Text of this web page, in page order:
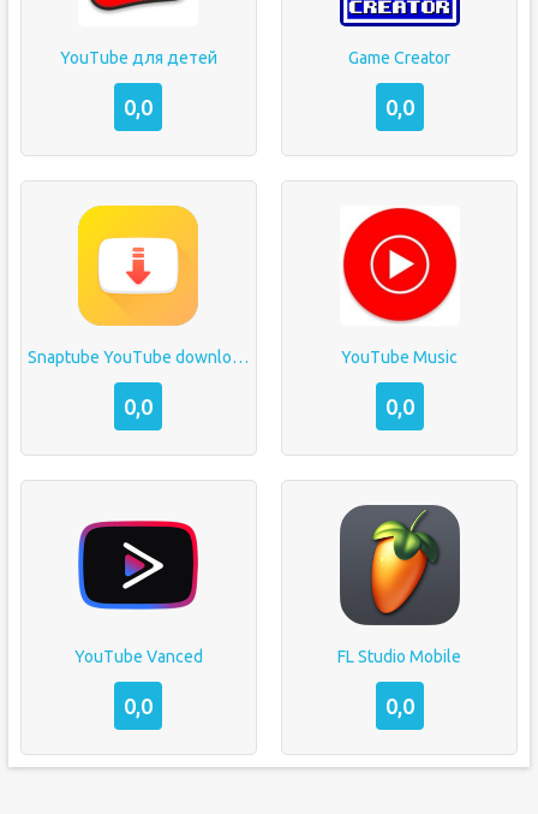
YouTube для детей
0,0
Game Creator
0,0
Snaptube YouTube downloader & MP3 converter
0,0
YouTube Music
0,0
YouTube Vanced
0,0
FL Studio Mobile
0,0